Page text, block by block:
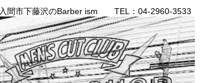
入間市下藤沢のBarber ism TEL：04-2960-3533